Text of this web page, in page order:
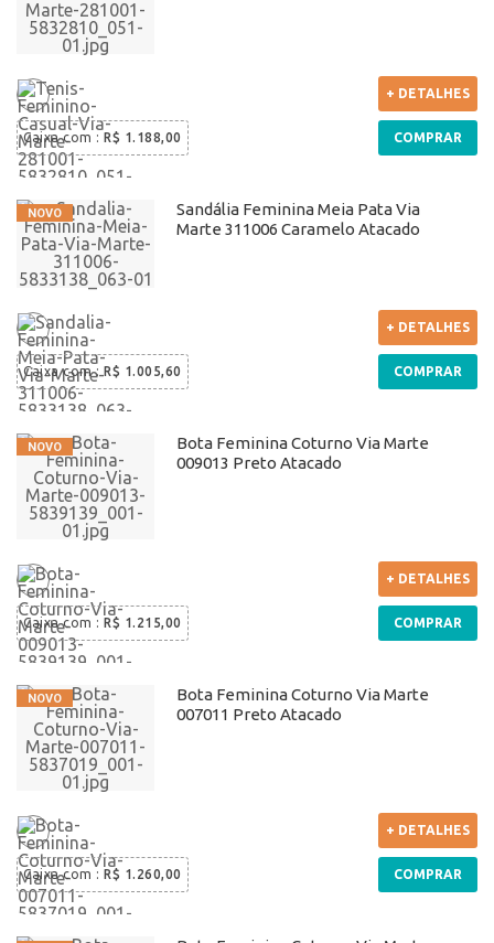
Caixa com : R$ 1.188,00
+ DETALHES
COMPRAR
Sandália Feminina Meia Pata Via
Marte 311006 Caramelo Atacado
Caixa com: R$ 1.005,60
+ DETALHES
COMPRAR
Bota Feminina Coturno Via Marte
009013 Preto Atacado
Caixa com : R$ 1.215,00
+ DETALHES
COMPRAR
Bota Feminina Coturno Via Marte
007011 Preto Atacado
Caixa com : R$ 1.260,00
+ DETALHES
COMPRAR